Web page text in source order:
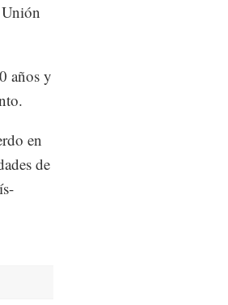
años y
en
de